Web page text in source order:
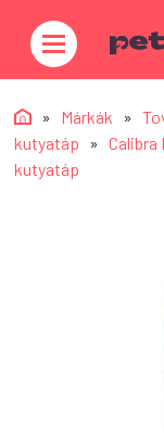
» Márkák »
kutyatáp » Calibra
kutyatáp